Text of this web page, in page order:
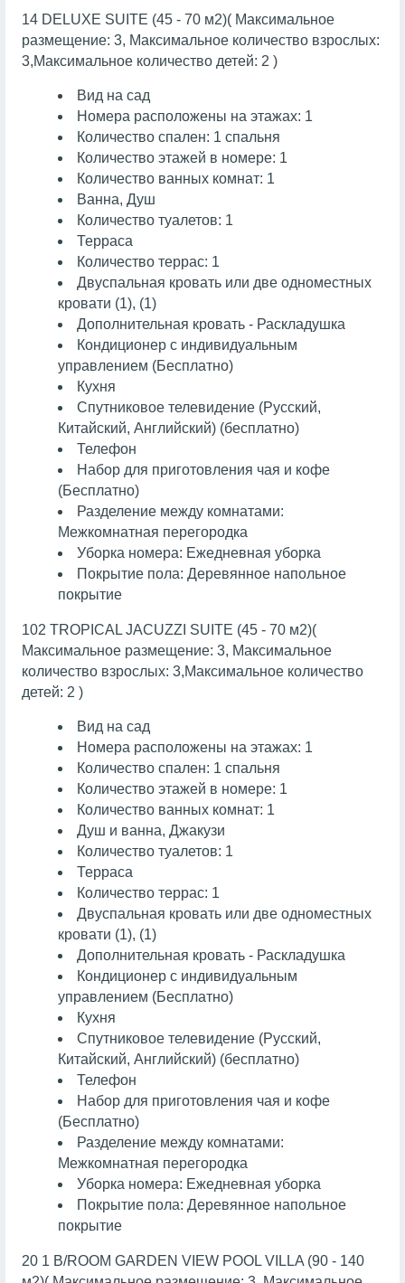
14 DELUXE SUITE (45 - 70 м2)( Максимальное
размещение: 3, Максимальное количество взрослых:
3,Максимальное количество детей: 2 )
Вид на сад
Номера расположены на этажах: 1
Количество спален: 1 спальня
Количество этажей в номере: 1
Количество ванных комнат: 1
Ванна, Душ
Количество туалетов: 1
Терраса
Количество террас: 1
Двуспальная кровать или две одноместных
кровати (1), (1)
Дополнительная кровать - Раскладушка
Кондиционер с индивидуальным
управлением (Бесплатно)
Кухня
Спутниковое телевидение (Русский,
Китайский, Английский) (бесплатно)
Телефон
Набор для приготовления чая и кофе
(Бесплатно)
Разделение между комнатами:
Межкомнатная перегородка
Уборка номера: Ежедневная уборка
Покрытие пола: Деревянное напольное
покрытие
102 TROPICAL JACUZZI SUITE (45 - 70 м2)(
Максимальное размещение: 3, Максимальное
количество взрослых: 3,Максимальное количество
детей: 2 )
Вид на сад
Номера расположены на этажах: 1
Количество спален: 1 спальня
Количество этажей в номере: 1
Количество ванных комнат: 1
Душ и ванна, Джакузи
Количество туалетов: 1
Терраса
Количество террас: 1
Двуспальная кровать или две одноместных
кровати (1), (1)
Дополнительная кровать - Раскладушка
Кондиционер с индивидуальным
управлением (Бесплатно)
Кухня
Спутниковое телевидение (Русский,
Китайский, Английский) (бесплатно)
Телефон
Набор для приготовления чая и кофе
(Бесплатно)
Разделение между комнатами:
Межкомнатная перегородка
Уборка номера: Ежедневная уборка
Покрытие пола: Деревянное напольное
покрытие
20 1 B/ROOM GARDEN VIEW POOL VILLA (90 - 140